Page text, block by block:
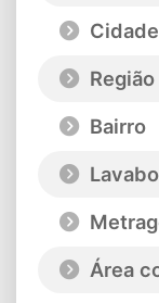
Cidade
Região
Bairro
Área